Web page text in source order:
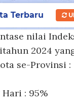
nilai
2024
se-Provinsi :
Hari : 95%
Terbaru